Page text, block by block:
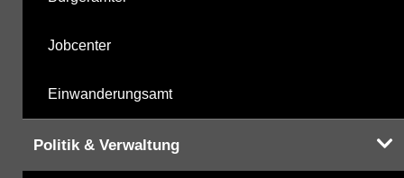
Jobcenter
Einwanderungsamt
Politik & Verwaltung